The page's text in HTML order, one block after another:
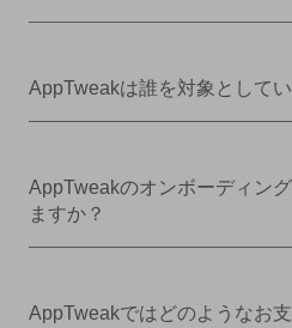
AppTweakは誰を対象として
AppTweakのオンボーディン
ますか？
AppTweakではどのようなお